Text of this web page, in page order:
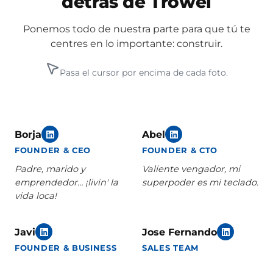
Ponemos todo de nuestra parte para que tú te
centres en lo importante: construir.
Pasa el cursor por encima de cada foto.
Borja
FOUNDER & CEO
Padre, marido y
emprendedor… ¡livin' la
vida loca!
Abel
FOUNDER & CTO
Valiente vengador, mi
superpoder es mi teclado.
Javi
FOUNDER & BUSINESS
Jose Fernando
SALES TEAM